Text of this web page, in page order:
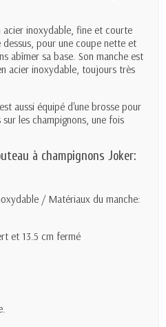
acier inoxydable, fine et courte
pour une coupe nette et
abîmer sa base. Son manche est
acier inoxydable, toujours très
est aussi équipé d'une brosse pour
les champignons, une fois
à champignons Joker:
/ Matériaux du manche:
et 13.5 cm fermé